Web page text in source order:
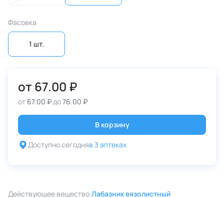
Фасовка
1 шт.
от 67.00 ₽
от 67.00 ₽до76.00 ₽
В корзину
Доступно сегодняв 3 аптеках
Действующее вещество:Лабазник вязолистный